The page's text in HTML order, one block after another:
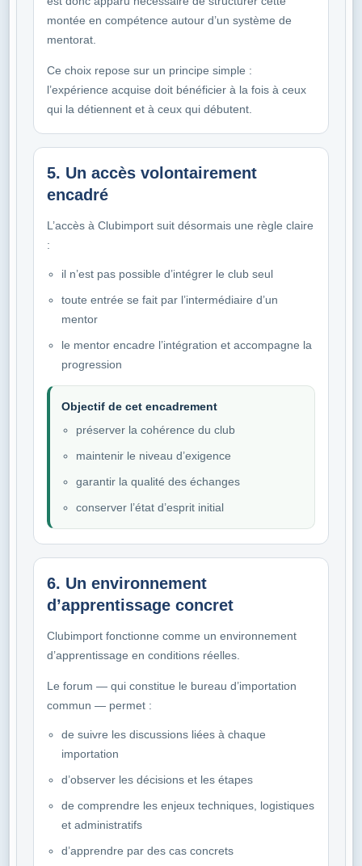
montée en compétence autour d’un système de
mentorat.
Ce choix repose sur un principe simple :
l’expérience acquise doit bénéficier à la fois à ceux
qui la détiennent et à ceux qui débutent.
5. Un accès volontairement
encadré
L’accès à Clubimport suit désormais une règle claire
:
il n’est pas possible d’intégrer le club seul
toute entrée se fait par l’intermédiaire d’un
mentor
le mentor encadre l’intégration et accompagne la
progression
Objectif de cet encadrement
préserver la cohérence du club
maintenir le niveau d’exigence
garantir la qualité des échanges
conserver l’état d’esprit initial
6. Un environnement
d’apprentissage concret
Clubimport fonctionne comme un environnement
d’apprentissage en conditions réelles.
Le forum — qui constitue le bureau d’importation
commun — permet :
de suivre les discussions liées à chaque
importation
d’observer les décisions et les étapes
de comprendre les enjeux techniques, logistiques
et administratifs
d’apprendre par des cas concrets